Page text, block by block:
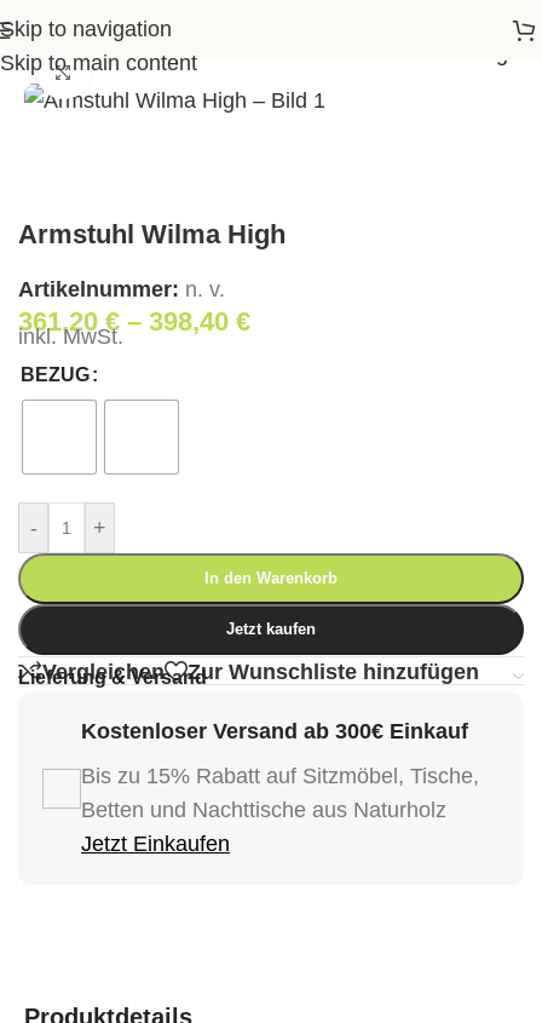
Skip to navigation
Skip to main content
Startseite>Shop>
Klick zum Vergrößern
Armstuhl Wilma High
Artikelnummer: n. v.
361,20€ – 398,40 €
inkl. MwSt.
BEZUG
- +
In den Warenkorb
Jetzt kaufen
Vergleichen Zur Wunschliste hinzufügen
Lieferung & Versand
Kostenloser Versand ab 300€ Einkauf
Bis zu 15% Rabatt auf Sitzmöbel, Tische,
Betten und Nachttische aus Naturholz
Jetzt Einkaufen
Produktdetails